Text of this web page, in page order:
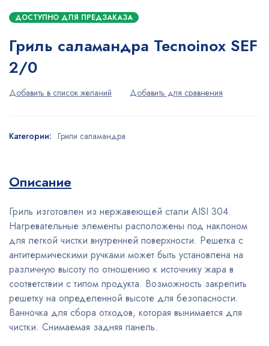
ДОСТУПНО ДЛЯ ПРЕДЗАКАЗА
Гриль саламандра Tecnoinox SEF
2/0
Категории: Грили саламандра
Описание
Гриль изготовлен из нержавеющей стали AISI 304.
Нагревательные элементы расположены под наклоном
для легкой чистки внутренней поверхности. Решетка с
антитермическими ручками может быть установлена на
различную высоту по отношению к источнику жара в
соответствии с типом продукта. Возможность закрепить
решетку на определенной высоте для безопасности.
Ванночка для сбора отходов, которая вынимается для
чистки. Снимаемая задняя панель.